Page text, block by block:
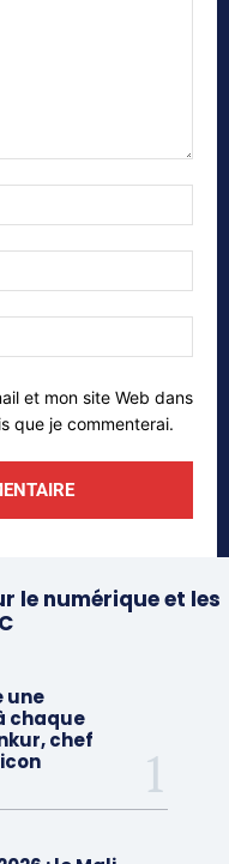
:*
web:
et mon site Web dans
que je commenterai.
le numérique et les
une
chaque
chef